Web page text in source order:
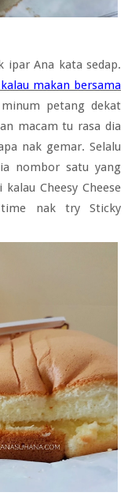
ipar Ana kata sedap.
makan bersama
minum petang dekat
macam tu rasa dia
nak gemar. Selalu
nombor satu yang
Cheesy Cheese
nak try Sticky